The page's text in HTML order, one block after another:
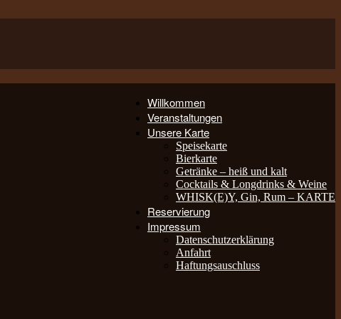
Willkommen
Veranstaltungen
Unsere Karte
Speisekarte
Bierkarte
Getränke – heiß und kalt
Cocktails & Longdrinks & Weine
WHISK(E)Y, Gin, Rum – KARTE
Reservierung
Impressum
Datenschutzerklärung
Anfahrt
Haftungsauschluss